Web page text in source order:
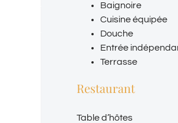
Baignoire
Cuisine équipée
Douche
Entrée
Terrasse
Restaurant
Table d’hôtes